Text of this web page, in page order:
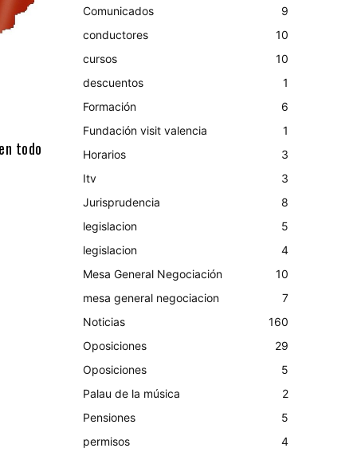
todo
Comunicados
9
conductores
10
cursos
10
descuentos
1
Formación
6
Fundación visit valencia
1
Horarios
3
Itv
3
Jurisprudencia
8
legislacion
5
legislacion
4
Mesa General Negociación
10
mesa general negociacion
7
Noticias
160
Oposiciones
29
Oposiciones
5
Palau de la música
2
Pensiones
5
permisos
4